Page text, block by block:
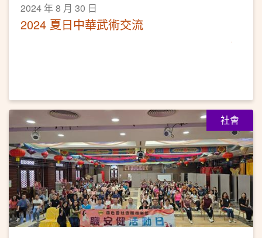
2024 年 8 月 30 日
2024 夏日中華武術交流
社會